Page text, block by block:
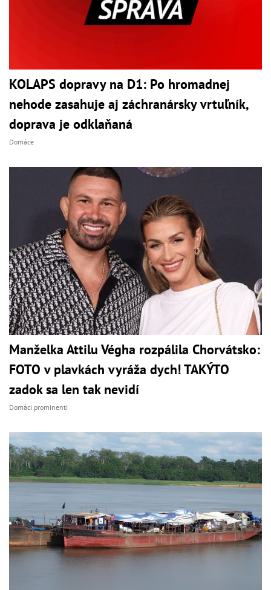
KOLAPS dopravy na D1: Po hromadnej
nehode zasahuje aj záchranársky vrtuľník,
doprava je odklaňaná
Domáce
Manželka Attilu Végha rozpálila Chorvátsko:
FOTO v plavkách vyráža dych! TAKÝTO
zadok sa len tak nevidí
Domáci prominenti